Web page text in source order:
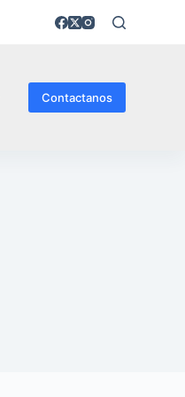
Contactanos